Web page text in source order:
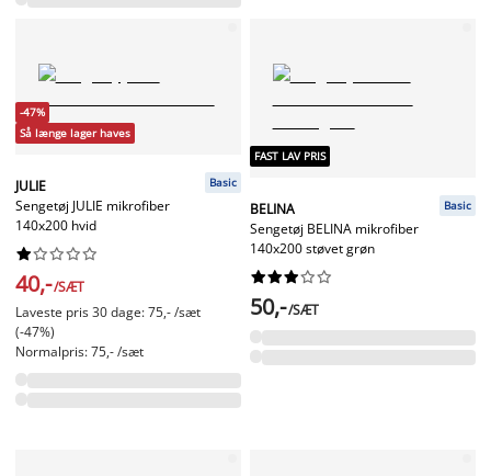
-47%
Så længe lager haves
JULIE
Sengetøj JULIE mikrofiber
140x200 hvid
Basic






40,-/SÆT
Laveste pris 30 dage: 75,- /sæt
(-47%)
Normalpris: 75,- /sæt
FAST LAV PRIS
BELINA
Sengetøj BELINA mikrofiber
140x200 støvet grøn
Basic






50,-/SÆT